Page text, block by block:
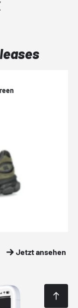
Jetzt ansehen